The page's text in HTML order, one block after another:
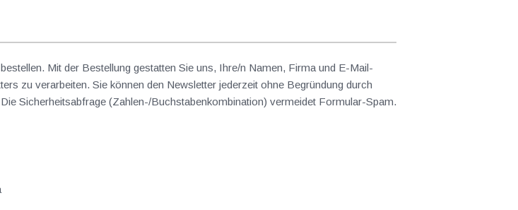
Mit der Bestellung gestatten Sie uns, Ihre/n Namen, Firma und E-Mail-
zu verarbeiten. Sie können den Newsletter jederzeit ohne Begründung durch
Sicherheitsabfrage (Zahlen-/Buchstabenkombination) vermeidet Formular-Spam.